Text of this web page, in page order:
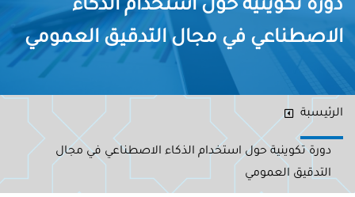
دورة تكوينية حول استخدام الذكاء
الاصطناعي في مجال التدقيق العمومي
الرئيسبة
دورة تكوينية حول استخدام الذكاء الاصطناعي في مجال
التدقيق العمومي